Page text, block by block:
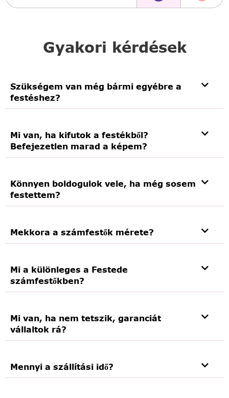
Gyakori kérdések
Szükségem van még bármi egyébre a
festéshez?
Mi van, ha kifutok a festékből?
Befejezetlen marad a képem?
Könnyen boldogulok vele, ha még sosem
festettem?
Mekkora a számfestők mérete?
Mi a különleges a Festede
számfestőkben?
Mi van, ha nem tetszik, garanciát
vállaltok rá?
Mennyi a szállítási idő?